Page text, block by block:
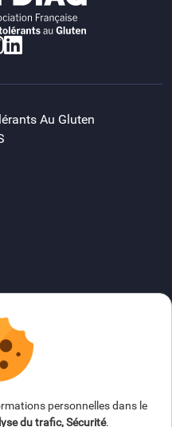
Au Gluten
personnelles dans le
du trafic, Sécurité.